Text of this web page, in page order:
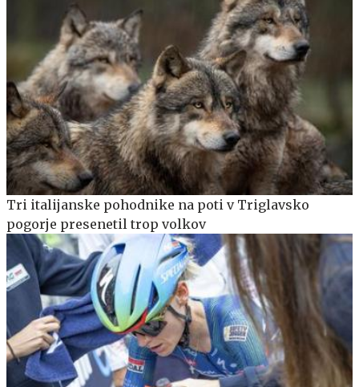
Tri italijanske pohodnike na poti v Triglavsko
pogorje presenetil trop volkov